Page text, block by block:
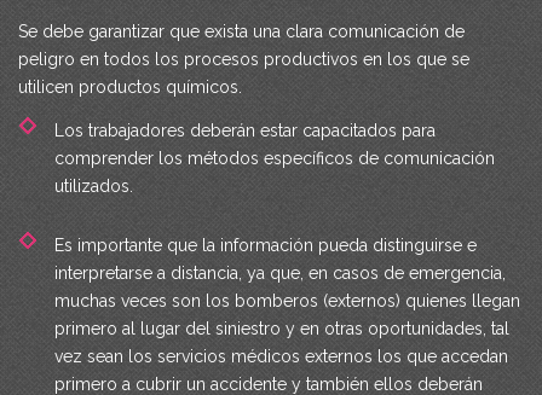
Se debe garantizar que exista una clara comunicación de
peligro en todos los procesos productivos en los que se
utilicen productos químicos.
Los trabajadores deberán estar capacitados para
comprender los métodos específicos de comunicación
utilizados.
Es importante que la información pueda distinguirse e
interpretarse a distancia, ya que, en casos de emergencia,
muchas veces son los bomberos (externos) quienes llegan
primero al lugar del siniestro y en otras oportunidades, tal
vez sean los servicios médicos externos los que accedan
primero a cubrir un accidente y también ellos deberán